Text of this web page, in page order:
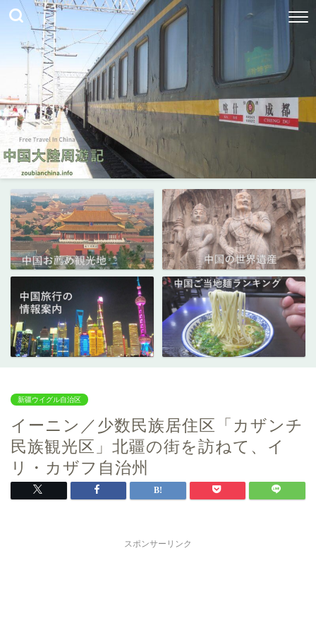
新疆ウイグル自治区
イーニン／少数民族居住区「カザンチ
民族観光区」北疆の街を訪ねて、イ
リ・カザフ自治州
スポンサーリンク